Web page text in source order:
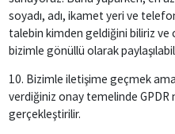
soyadı, adı, ikamet yeri ve
talebin kimden geldiğini biliriz ve
bizimle gönüllü olarak
10. Bizimle iletişime geçmek
verdiğiniz onay temelinde GPDR
gerçekleştirilir.